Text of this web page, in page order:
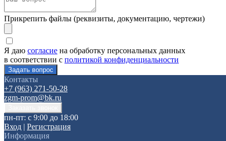
Прикрепить файлы (реквизиты, документацию, чертежи)
Я даю согласие на обработку персональных данных
в соответствии с политикой конфиденциальности
Контакты
+7 (963) 271-50-28
zgm-prom@bk.ru
пн-пт: с 9:00 до 18:00
Вход | Регистрация
Информация